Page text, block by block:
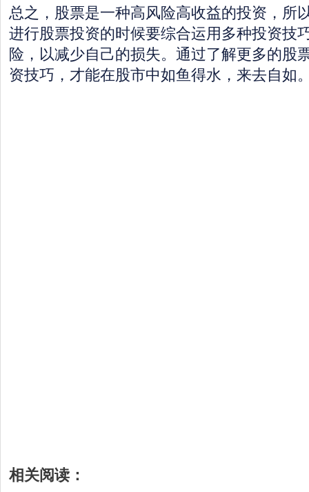
总之，股票是一种高风险高收益的投资，所
进行股票投资的时候要综合运用多种投资技
险，以减少自己的损失。通过了解更多的股
资技巧，才能在股市中如鱼得水，来去自如
相关阅读：